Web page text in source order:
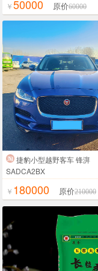
￥ 50000 原价60000
捷豹小型越野客车 锋湃
SADCA2BX
￥ 180000 原价210000